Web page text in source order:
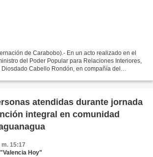
de Carabobo).- En un acto realizado en el
del Poder Popular para Relaciones Interiores,
Cabello Rondón, en compañía del
atendidas durante jornada
integral en comunidad
m. 15:17
Hoy"